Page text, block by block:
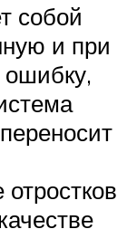
собой
и при